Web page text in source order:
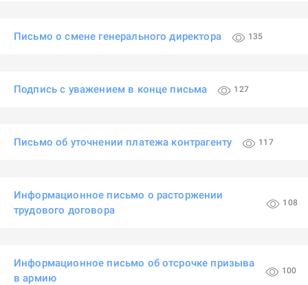
Письмо о смене генерального директора 135
Подпись с уважением в конце письма 127
Письмо об уточнении платежа контрагенту 117
Информационное письмо о расторжении
трудового договора
108
Информационное письмо об отсрочке призыва
в армию
100